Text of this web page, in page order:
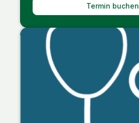
Termin buchen